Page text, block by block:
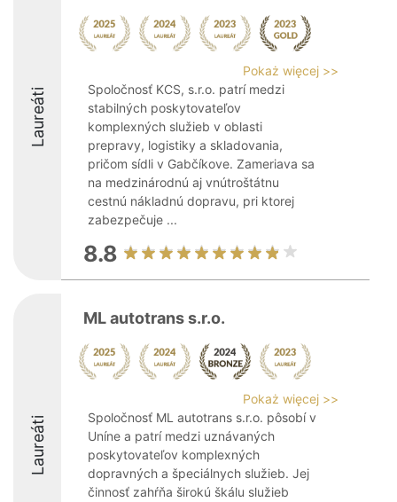
Laureáti
Pokaż więcej >>
Spoločnosť KCS, s.r.o. patrí medzi
stabilných poskytovateľov
komplexných služieb v oblasti
prepravy, logistiky a skladovania,
pričom sídli v Gabčíkove. Zameriava sa
na medzinárodnú aj vnútroštátnu
cestnú nákladnú dopravu, pri ktorej
zabezpečuje ...
8.8
Laureáti
ML autotrans s.r.o.
Pokaż więcej >>
Spoločnosť ML autotrans s.r.o. pôsobí v
Uníne a patrí medzi uznávaných
poskytovateľov komplexných
dopravných a špeciálnych služieb. Jej
činnosť zahŕňa širokú škálu služieb